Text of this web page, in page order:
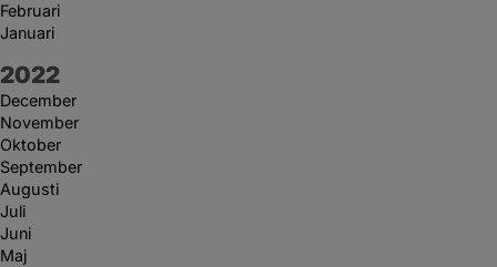
Februari
Januari
År:
2022
December
November
Oktober
September
Augusti
Juli
Juni
Maj